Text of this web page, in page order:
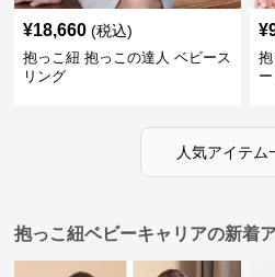
¥18,660 (税込)
抱っこ紐 抱っこの達人 ベビース
リング
¥
人気アイテム
抱っこ紐ベビーキャリアの新着